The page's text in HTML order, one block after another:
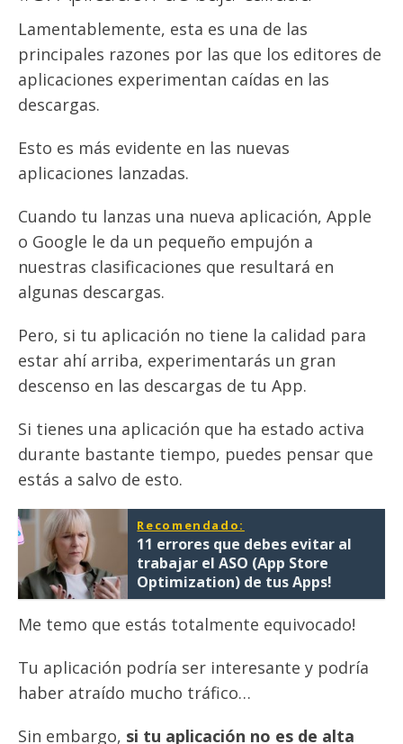
Lamentablemente, esta es una de las
principales razones por las que los editores de
aplicaciones experimentan caídas en las
descargas.
Esto es más evidente en las nuevas
aplicaciones lanzadas.
Cuando tu lanzas una nueva aplicación, Apple
o Google le da un pequeño empujón a
nuestras clasificaciones que resultará en
algunas descargas.
Pero, si tu aplicación no tiene la calidad para
estar ahí arriba, experimentarás un gran
descenso en las descargas de tu App.
Si tienes una aplicación que ha estado activa
durante bastante tiempo, puedes pensar que
estás a salvo de esto.
Recomendado:
11 errores que debes evitar al
trabajar el ASO (App Store
Optimization) de tus Apps!
Me temo que estás totalmente equivocado!
Tu aplicación podría ser interesante y podría
haber atraído mucho tráfico…
Sin embargo, si tu aplicación no es de alta